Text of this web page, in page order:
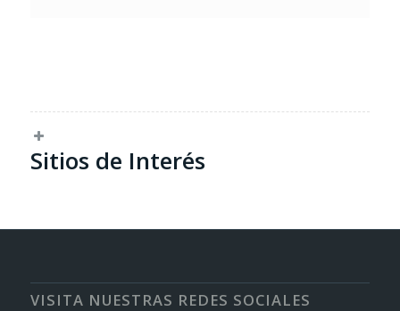
Sitios de Interés
VISITA NUESTRAS REDES SOCIALES